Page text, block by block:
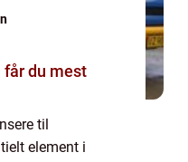
til
element i